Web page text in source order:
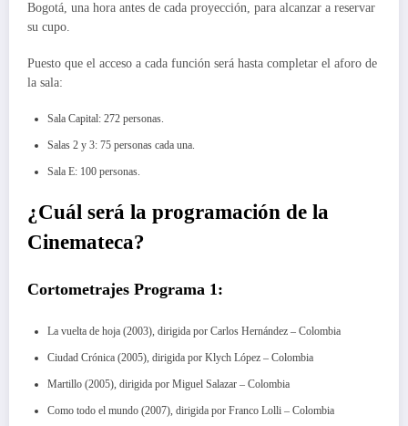
Bogotá, una hora antes de cada proyección, para alcanzar a reservar
su cupo.
Puesto que el acceso a cada función será hasta completar el aforo de
la sala:
Sala Capital: 272 personas.
Salas 2 y 3: 75 personas cada una.
Sala E: 100 personas.
¿Cuál será la programación de la
Cinemateca?
Cortometrajes Programa 1:
La vuelta de hoja (2003), dirigida por Carlos Hernández – Colombia
Ciudad Crónica (2005), dirigida por Klych López – Colombia
Martillo (2005), dirigida por Miguel Salazar – Colombia
Como todo el mundo (2007), dirigida por Franco Lolli – Colombia